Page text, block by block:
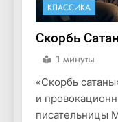
КЛАССИКА
Скорбь
1 минуты
«Скорбь
и
писательницы